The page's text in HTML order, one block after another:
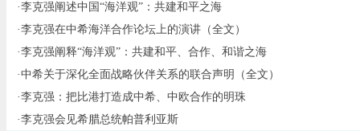
·李克强阐述中国“海洋观”：共建和平之海
·李克强在中希海洋合作论坛上的演讲（全文）
·李克强阐释“海洋观”：共建和平、合作、和谐之海
·中希关于深化全面战略伙伴关系的联合声明（全文）
·李克强：把比港打造成中希、中欧合作的明珠
·李克强会见希腊总统帕普利亚斯